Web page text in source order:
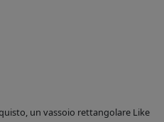
un vassoio rettangolare Like